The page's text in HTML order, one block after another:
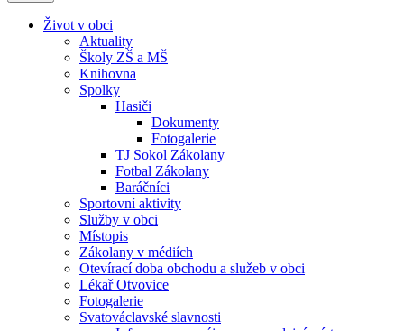
Život v obci
Aktuality
Školy ZŠ a MŠ
Knihovna
Spolky
Hasiči
Dokumenty
Fotogalerie
TJ Sokol Zákolany
Fotbal Zákolany
Baráčníci
Sportovní aktivity
Služby v obci
Místopis
Zákolany v médiích
Otevírací doba obchodu a služeb v obci
Lékař Otvovice
Fotogalerie
Svatováclavské slavnosti